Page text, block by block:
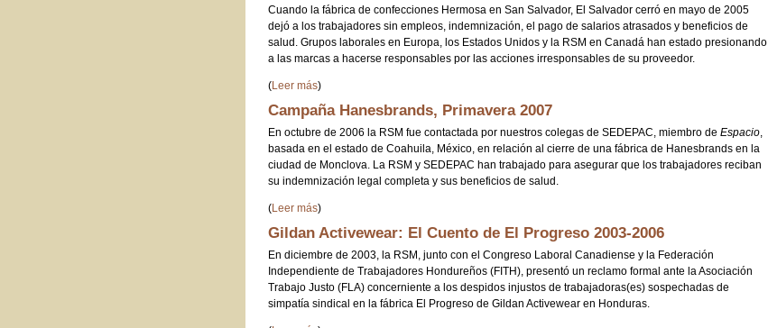
Cuando la fábrica de confecciones Hermosa en San Salvador, El Salvador cerró en mayo de 2005
dejó a los trabajadores sin empleos, indemnización, el pago de salarios atrasados y beneficios de
salud. Grupos laborales en Europa, los Estados Unidos y la RSM en Canadá han estado presionando
a las marcas a hacerse responsables por las acciones irresponsables de su proveedor.
(Leer más)
Campaña Hanesbrands, Primavera 2007
En octubre de 2006 la RSM fue contactada por nuestros colegas de SEDEPAC, miembro de Espacio
basada en el estado de Coahuila, México, en relación al cierre de una fábrica de Hanesbrands en la
ciudad de Monclova. La RSM y SEDEPAC han trabajado para asegurar que los trabajadores reciban
su indemnización legal completa y sus beneficios de salud.
(Leer más)
Gildan Activewear: El Cuento de El Progreso 2003-2006
En diciembre de 2003, la RSM, junto con el Congreso Laboral Canadiense y la Federación
Independiente de Trabajadores Hondureños (FITH), presentó un reclamo formal ante la Asociación
Trabajo Justo (FLA) concerniente a los despidos injustos de trabajadoras(es) sospechadas de
simpatía sindical en la fábrica El Progreso de Gildan Activewear en Honduras.